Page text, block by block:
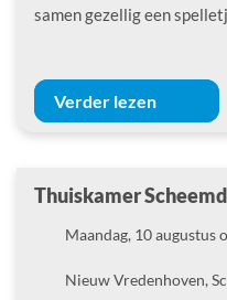
samen gezellig een
Verder lezen
Thuiskamer
DatumMaandag, 10 augustus
LocatieNieuw Vredenhoven,